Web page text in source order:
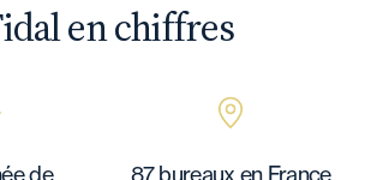
en chiffres